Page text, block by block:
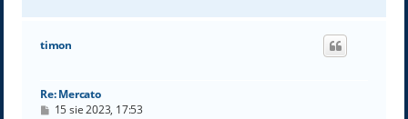
g
timon
Re: Mercato
P15 sie 2023, 17:53